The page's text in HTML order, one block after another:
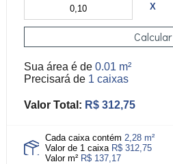
X
Calcular
Sua área é de 0.01 m²
Precisará de 1 caixas
Valor Total: R$ 312,75
Cada caixa contém 2,28 m²
Valor de 1 caixa R$ 312,75
Valor m² R$ 137,17